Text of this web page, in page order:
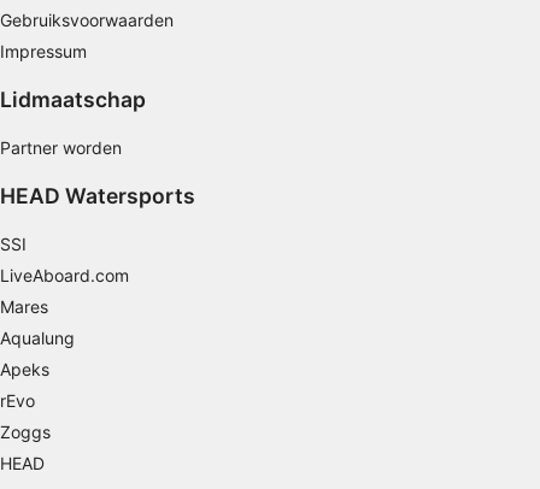
Gebruiksvoorwaarden
Impressum
Lidmaatschap
Partner worden
HEAD Watersports
SSI
LiveAboard.com
Mares
Aqualung
Apeks
rEvo
Zoggs
HEAD
Publieksgroepen begrijpen aan de hand van
statistieken of combinaties van gegevens uit
selecteren
Speciale functies van IAB:
Precieze geolocatiegegevens gebruiken
Apparaten identificeren op basis van actief
opgevraagde informatie
Niet-IAB-verwerkingsdoeleinden:
Prestatie